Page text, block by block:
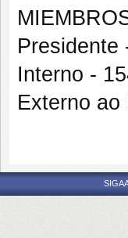
Presidente
Interno -
Externo ao